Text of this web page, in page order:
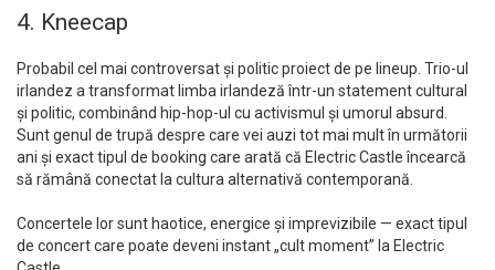
4. Kneecap
Probabil cel mai controversat și politic proiect de pe lineup. Trio-ul
irlandez a transformat limba irlandeză într-un statement cultural
și politic, combinând hip-hop-ul cu activismul și umorul absurd.
Sunt genul de trupă despre care vei auzi tot mai mult în următorii
ani și exact tipul de booking care arată că Electric Castle încearcă
să rămână conectat la cultura alternativă contemporană.
Concertele lor sunt haotice, energice și imprevizibile — exact tipul
de concert care poate deveni instant „cult moment” la Electric